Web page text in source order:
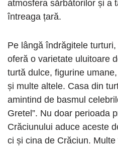
atmosfera sărbătorilor și a
întreaga țară.
Pe lângă îndrăgitele
oferă o varietate uluitoare
turtă dulce, figurine
și multe altele. Casa din
amintind de basmul
Gretel”. Nu doar perioada
Crăciunului aduce aceste
ci și cina de Crăciun.